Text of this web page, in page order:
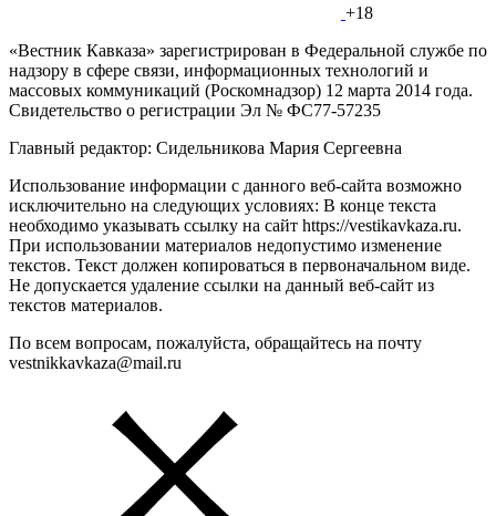
+18
«Вестник Кавказа» зарегистрирован в Федеральной службе по
надзору в сфере связи, информационных технологий и
массовых коммуникаций (Роскомнадзор) 12 марта 2014 года.
Свидетельство о регистрации Эл № ФС77-57235
Главный редактор: Сидельникова Мария Сергеевна
Использование информации с данного веб-сайта возможно
исключительно на следующих условиях: В конце текста
необходимо указывать ссылку на сайт https://vestikavkaza.ru.
При использовании материалов недопустимо изменение
текстов. Текст должен копироваться в первоначальном виде.
Не допускается удаление ссылки на данный веб-сайт из
текстов материалов.
По всем вопросам, пожалуйста, обращайтесь на почту
vestnikkavkaza@mail.ru